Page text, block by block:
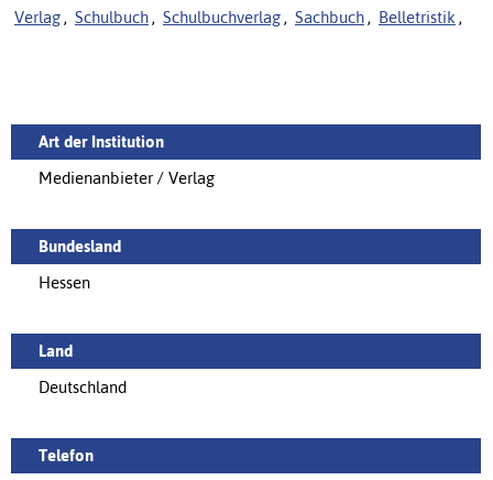
Verlag , Schulbuch , Schulbuchverlag , Sachbuch , Belletristik ,
Art der Institution
Medienanbieter / Verlag
Bundesland
Hessen
Land
Deutschland
Telefon